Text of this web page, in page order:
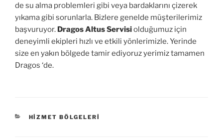
de su alma problemleri gibi veya bardaklarını çizerek
yıkama gibi sorunlarla. Bizlere genelde müşterilerimiz
başvuruyor. Dragos Altus Servisiolduğumuz için
deneyimli ekipleri hızlı ve etkili yönlerimizle. Yerinde
size en yakın bölgede tamir ediyoruz yerimiz tamamen
Dragos ‘de.
KATEGORILER
HIZMET BÖLGELERI